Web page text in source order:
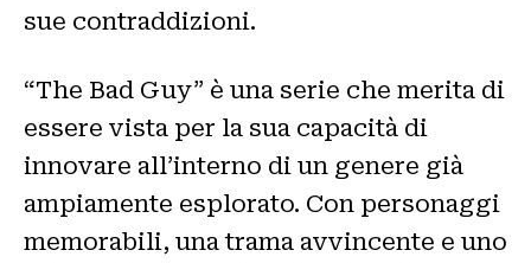
sue contraddizioni.
“The Bad Guy” è una serie che merita di
essere vista per la sua capacità di
innovare all’interno di un genere già
ampiamente esplorato. Con personaggi
memorabili, una trama avvincente e uno